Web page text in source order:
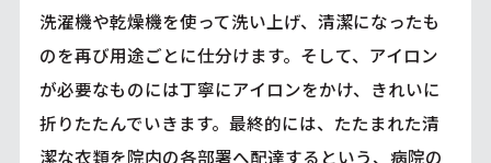
洗濯機や乾燥機を使って洗い上げ、清潔になったも
のを再び用途ごとに仕分けます。そして、アイロン
が必要なものには丁寧にアイロンをかけ、きれいに
折りたたんでいきます。最終的には、たたまれた清
潔な衣類を院内の各部署へ配達するという、病院の